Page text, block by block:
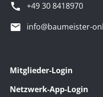
+49 30 8418970
info@baumeister-
Mitglieder-Login
Netzwerk-App-Login